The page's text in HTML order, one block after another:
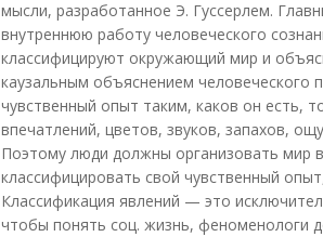
мысли, разработанное Э. Гуссерлем.
внутреннюю работу человеческого
классифицируют окружающий мир и
каузальным объяснением человеческого
чувственный опыт таким, каков он есть,
впечатлений, цветов, звуков, запахов,
Поэтому люди должны организовать мир
классифицировать свой чувственный
Классификация явлений — это
чтобы понять соц. жизнь, феноменологи